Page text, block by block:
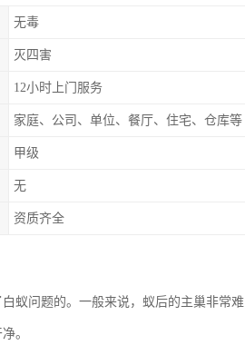
无毒
灭四害
12小时上门服务
家庭、公司、单位、餐厅、住宅、仓库等
甲级
无
资质齐全
蚁问题的。一般来说，蚁后的主巢非常难
。